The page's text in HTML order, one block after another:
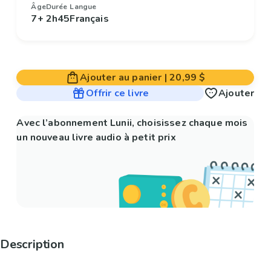
Âge
7+
Durée
2h45
Langue
Français
Ajouter au panier |20,99 $
Offrir ce livre
Ajouter
Avec l’abonnement Lunii, choisissez chaque mois
un nouveau livre audio à petit prix
Description